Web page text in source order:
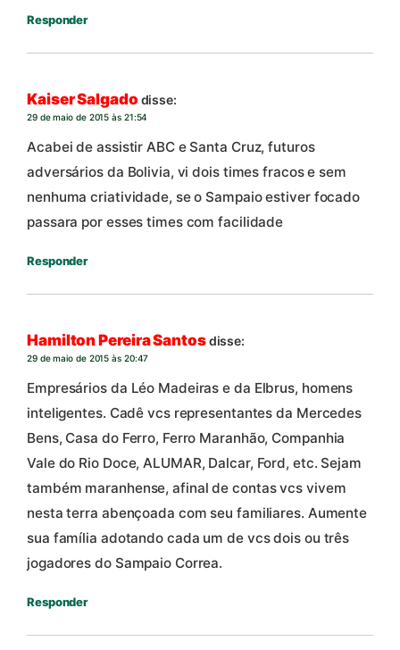
Responder
Kaiser Salgado disse:
29 de maio de 2015 às 21:54
Acabei de assistir ABC e Santa Cruz, futuros
adversários da Bolivia, vi dois times fracos e sem
nenhuma criatividade, se o Sampaio estiver focado
passara por esses times com facilidade
Responder
Hamilton Pereira Santosdisse:
29 de maio de 2015 às 20:47
Empresários da Léo Madeiras e da Elbrus, homens
inteligentes. Cadê vcs representantes da Mercedes
Bens, Casa do Ferro, Ferro Maranhão, Companhia
Vale do Rio Doce, ALUMAR, Dalcar, Ford, etc. Sejam
também maranhense, afinal de contas vcs vivem
nesta terra abençoada com seu familiares. Aumente
sua família adotando cada um de vcs dois ou três
jogadores do Sampaio Correa.
Responder